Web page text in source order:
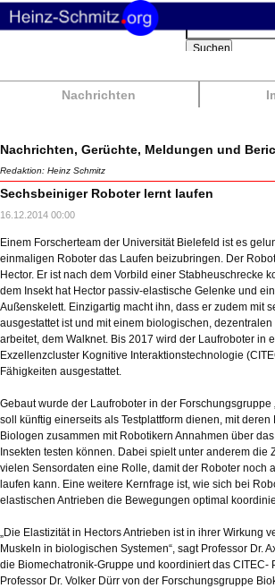
Nachrichten
Suchbegriffe
Suchen
Nachrichten, Gerüchte, Meldungen und
Redaktion: Heinz Schmitz
Sechsbeiniger Roboter lernt laufen
16.12.2014 00:00
Einem Forscherteam der Universität Bielefeld ist es
einmaligen Roboter das Laufen beizubringen. Der
Hector. Er ist nach dem Vorbild einer Stabheuschrecke
dem Insekt hat Hector passiv-elastische Gelenke und
Außenskelett. Einzigartig macht ihn, dass er zudem mit
ausgestattet ist und mit einem biologischen,
arbeitet, dem Walknet. Bis 2017 wird der Laufroboter in
Exzellenzcluster Kognitive Interaktionstechnologie
Fähigkeiten ausgestattet.
Gebaut wurde der Laufroboter in der Forschungsgruppe
soll künftig einerseits als Testplattform dienen, mit
Biologen zusammen mit Robotikern Annahmen über
Insekten testen können. Dabei spielt unter anderem die
vielen Sensordaten eine Rolle, damit der Roboter noch
laufen kann. Eine weitere Kernfrage ist, wie sich bei
elastischen Antrieben die Bewegungen optimal
„Die Elastizität in Hectors Antrieben ist in ihrer Wirkung
Muskeln in biologischen Systemen“, sagt Professor Dr.
die Biomechatronik-Gruppe und koordiniert das CITEC-
Professor Dr. Volker Dürr von der Forschungsgruppe